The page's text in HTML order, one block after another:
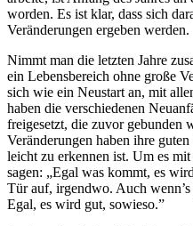
worden. Es ist klar, dass sich
Veränderungen ergeben werden.
Nimmt man die letzten Jahre
ein Lebensbereich ohne große
sich wie ein Neustart an, mit
haben die verschiedenen
freigesetzt, die zuvor gebunden
Veränderungen haben ihre
leicht zu erkennen ist. Um es
sagen: „Egal was kommt, es
Tür auf, irgendwo. Auch
Egal, es wird gut, sowieso.”